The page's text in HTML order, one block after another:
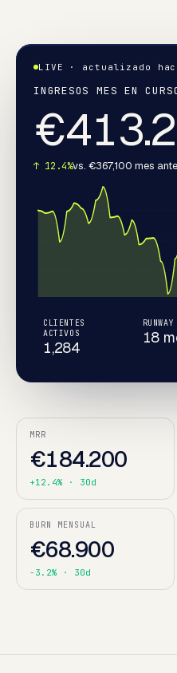
LIVE · actualizado
INGRESOS MES EN
€
↑ 12.4%vs. €367,100 mes
CLIENTES
ACTIVOS
1,284
RUNWAY
18
MRR
€184.200
+12.4% · 30d
BURN MENSUAL
€68.900
-3.2% · 30d